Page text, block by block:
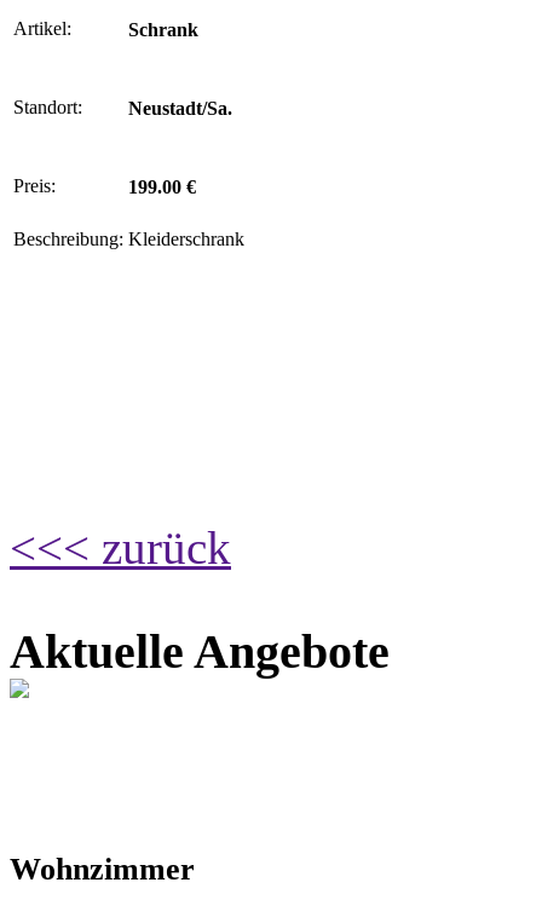
Artikel: Schrank
Standort: Neustadt/Sa.
Preis: 199.00 €
Beschreibung: Kleiderschrank
<<< zurück
Aktuelle Angebote
Wohnzimmer